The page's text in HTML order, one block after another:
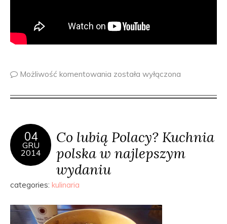
Możliwość komentowania została wyłączona
04
GRU
2014
Co lubią Polacy? Kuchnia
polska w najlepszym
wydaniu
categories: kulinaria